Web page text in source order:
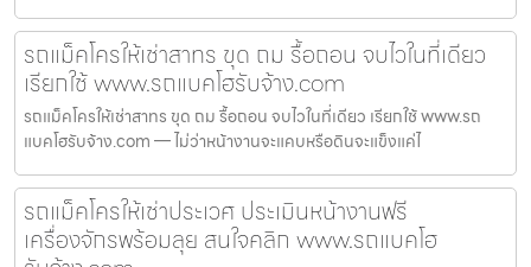
รถแม็คโครให้เช่าสาทร ขุด ถม รื้อถอน จบไวในที่เดียว
เรียกใช้ www.รถแบคโฮรับจ้าง.com
รถแม็คโครให้เช่าสาทร ขุด ถม รื้อถอน จบไวในที่เดียว เรียกใช้ www.รถ
แบคโฮรับจ้าง.com — ไม่ว่าหน้างานจะแคบหรือดินจะแข็งแค่ไ
รถแม็คโครให้เช่าประเวศ ประเมินหน้างานฟรี
เครื่องจักรพร้อมลุย สนใจคลิก www.รถแบคโฮ